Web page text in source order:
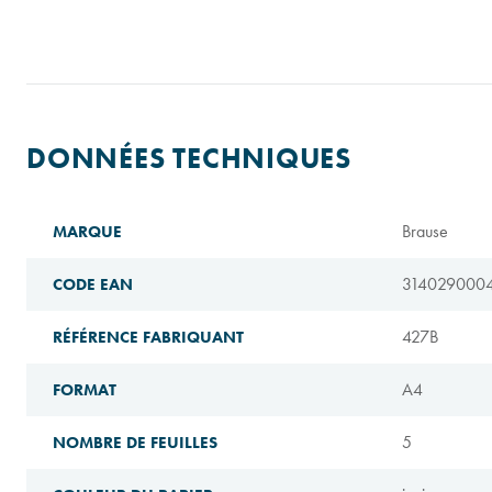
DONNÉES TECHNIQUES
MARQUE Brause
CODE EAN
RÉFÉRENCE FABRIQUANT 427B
FORMAT A4
NOMBRE DE FEUILLES 5